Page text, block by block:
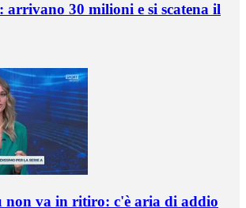
arrivano 30 milioni e si scatena il
va in ritiro: c'è aria di addio